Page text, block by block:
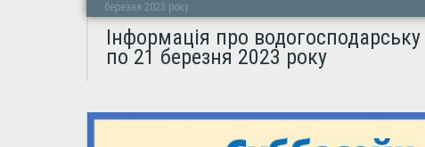
березня 2023 року
Інформація про
по 21 березня 2023 року